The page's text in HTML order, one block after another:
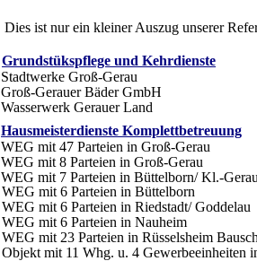
Dies ist nur ein kleiner Auszug unserer
Grundstükspflege und Kehrdienste
Stadtwerke Groß-Gerau
Groß-Gerauer Bäder GmbH
Wasserwerk Gerauer Land
Hausmeisterdienste Komplettbetreuung
WEG mit 47 Parteien in Groß-Gerau
WEG mit 8 Parteien in Groß-Gerau
WEG mit 7 Parteien in Büttelborn/ Kl.-
WEG mit 6 Parteien in Büttelborn
WEG mit 6 Parteien in Riedstadt/ Goddelau
WEG mit 6 Parteien in Nauheim
WEG mit 23 Parteien in Rüsselsheim
Objekt mit 11 Whg. u. 4 Gewerbeeinheiten